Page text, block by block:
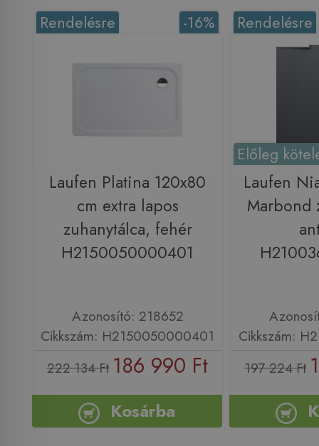
-16%
Rendelésre
Laufen Platina 120x80
cm extra lapos
zuhanytálca, fehér
H2150050000401
Azonosító: 218652
Cikkszám: H2150050000401
222 134 Ft 186 990 Ft
Kosárba
Rendelésre
Előleg
Laufen
Marbond
Cikkszám:
197 224 Ft